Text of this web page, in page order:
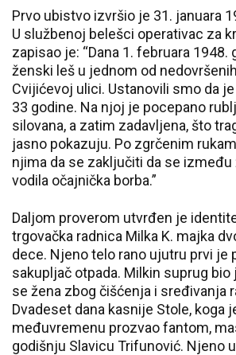
Prvo ubistvo izvršio je 31. januara
U službenoj belešci operativac za
zapisao je: “Dana 1. februara 1948.
ženski leš u jednom od
Cvijićevoj ulici. Ustanovili smo da
33 godine. Na njoj je pocepano
silovana, a zatim zadavljena, što
jasno pokazuju. Po zgrčenim
njima da se zaključiti da se između
vodila očajnička borba.”
Daljom proverom utvrđen je
trgovačka radnica Milka K. majka
dece. Njeno telo rano ujutru prvi je
sakupljač otpada. Milkin suprug bio
se žena zbog čišćenja i sređivanja
Dvadeset dana kasnije Stole, koga
međuvremenu prozvao fantom,
godišnju Slavicu Trifunović. Njeno